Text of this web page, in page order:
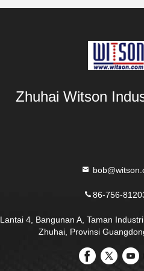
Zhuhai Witson
86-756-
Lantai 4, Bangunan A, Taman
Zhuhai, Provinsi